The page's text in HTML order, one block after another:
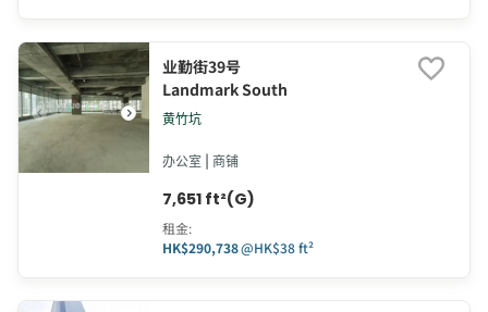
业勤街39号
Landmark South
黄竹坑
办公室 | 商铺
7,651 ft²(G)
租金:
HK$290,738@HK$38 ft²